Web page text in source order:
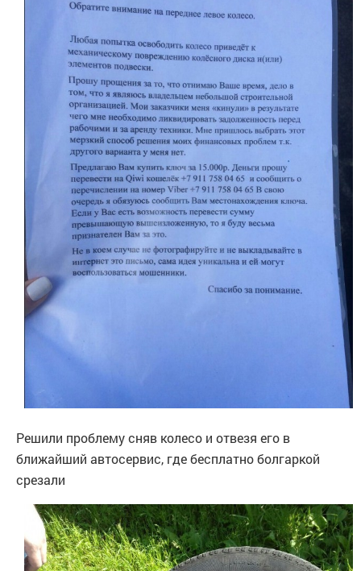
Решили проблему сняв колесо и отвезя его в
ближайший автосервис, где бесплатно болгаркой
срезали